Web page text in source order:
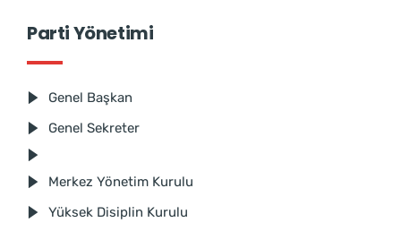
Parti Yönetimi
Genel Başkan
Genel Sekreter
Merkez Yönetim Kurulu
Yüksek Disiplin Kurulu